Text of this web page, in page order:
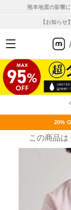
熊本地震の影響
【お知らせ
20%
この商品は